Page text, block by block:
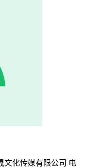
文化传媒有限公司 电